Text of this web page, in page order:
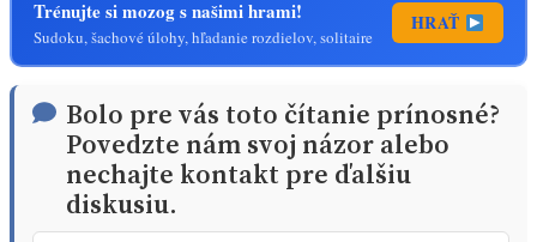
Trénujte si mozog s našimi hrami!
Sudoku, šachové úlohy, hľadanie rozdielov, solitaire
HRAŤ
Bolo pre vás toto čítanie prínosné?
Povedzte nám svoj názor alebo
nechajte kontakt pre ďalšiu
diskusiu.